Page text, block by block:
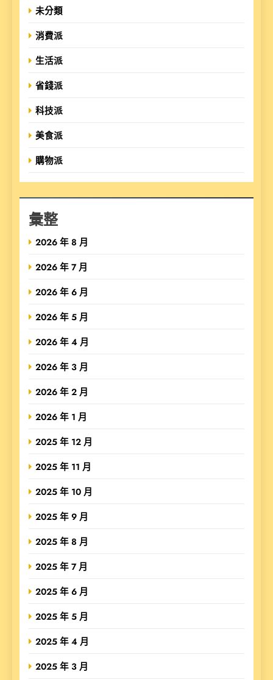
未分類
消費派
生活派
省錢派
科技派
美食派
購物派
彙整
2026 年 8 月
2026 年 7 月
2026 年 6 月
2026 年 5 月
2026 年 4 月
2026 年 3 月
2026 年 2 月
2026 年 1 月
2025 年 12 月
2025 年 11 月
2025 年 10 月
2025 年 9 月
2025 年 8 月
2025 年 7 月
2025 年 6 月
2025 年 5 月
2025 年 4 月
2025 年 3 月